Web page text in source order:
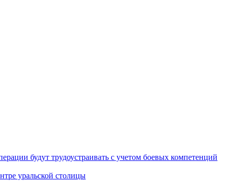
будут трудоустраивать с учетом боевых компетенций
уральской столицы